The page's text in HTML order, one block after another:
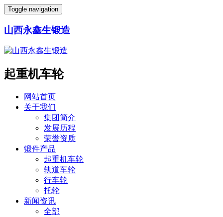
Toggle navigation
山西永鑫生锻造
起重机车轮
网站首页
关于我们
集团简介
发展历程
荣誉资质
锻件产品
起重机车轮
轨道车轮
行车轮
托轮
新闻资讯
全部